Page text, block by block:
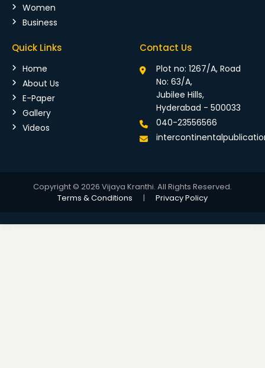
Women
Business
Quick Links
Home
About Us
E-Paper
Gallery
Videos
Contact Us
Plot no: 1267/A, Road
No: 63/A,
Jubilee Hills,
Hyderabad - 500033
040-23556566
Copyright © 2026 Vijaya Kranthi. All Rights Reserved.
Terms & Conditions
| Privacy Policy